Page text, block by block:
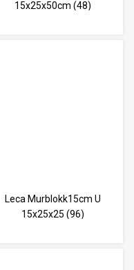
15x25x50cm (48)
Leca Murblokk15cm U
15x25x25 (96)